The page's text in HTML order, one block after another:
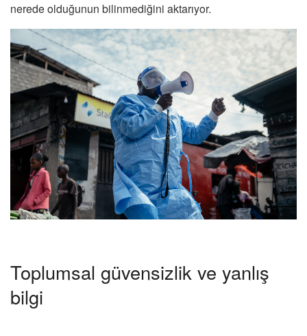
nerede olduğunun bilinmediğini aktarıyor.
Toplumsal güvensizlik ve yanlış
bilgi